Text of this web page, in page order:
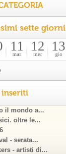
sette giorni
11
mar
12
mer
13
gio
il mondo a...
oltre le...
- serata...
- artisti di...